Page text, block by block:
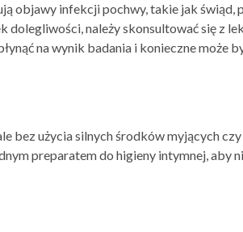
objawy infekcji pochwy, takie jak świąd,
należy skonsultować się z
na wynik badania i konieczne może
bez użycia silnych środków myjących
preparatem do higieny intymnej, aby